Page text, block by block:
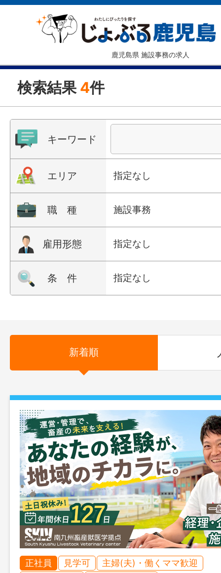
鹿児島県 施設事務の求人
検索結果 4件
キーワード
エリア 指定なし
職 種 施設事務
雇用形態 指定なし
条 件 指定なし
新着順
正社員 見学可
主婦(夫)・働くママ歓迎